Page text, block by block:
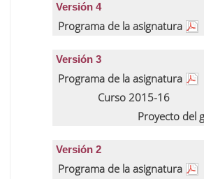
Versión 4
Programa de la asignatura
Versión 3
Programa de la asignatura
Curso 2015-16
Proyecto del
Versión 2
Programa de la asignatura